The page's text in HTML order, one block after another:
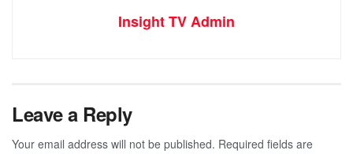
Insight TV Admin
Leave a Reply
Your email address will not be published. Required fields are